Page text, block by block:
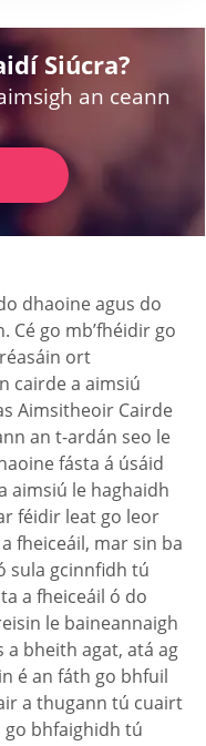
Siúcra?
an ceann
dhaoine agus do
Cé go mb’fhéidir go
ort
cairde a aimsiú
Aimsitheoir Cairde
an t-ardán seo le
fásta á úsáid
aimsiú le haghaidh
féidir leat go leor
fheiceáil, mar sin ba
sula gcinnfidh tú
a fheiceáil ó do
le baineannaigh
bheith agat, atá ag
é an fáth go bhfuil
a thugann tú cuairt
go bhfaighidh tú